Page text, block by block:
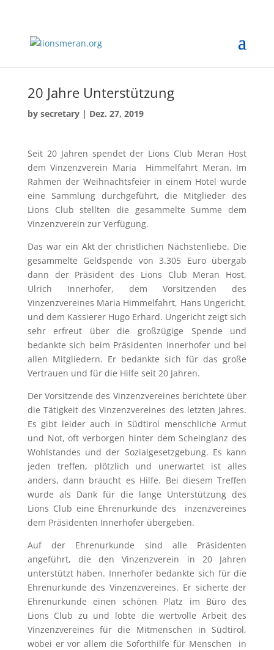
20 Jahre Unterstützung
by secretary| Dez. 27, 2019
Seit 20 Jahren spendet der Lions Club Meran Host
dem Vinzenzverein Maria Himmelfahrt Meran. Im
Rahmen der Weihnachtsfeier in einem Hotel wurde
eine Sammlung durchgeführt, die Mitglieder des
Lions Club stellten die gesammelte Summe dem
Vinzenzverein zur Verfügung.
Das war ein Akt der christlichen Nächstenliebe. Die
gesammelte Geldspende von 3.305 Euro übergab
dann der Präsident des Lions Club Meran Host,
Ulrich Innerhofer, dem Vorsitzenden des
Vinzenzvereines Maria Himmelfahrt, Hans Ungericht,
und dem Kassierer Hugo Erhard. Ungericht zeigt sich
sehr erfreut über die großzügige Spende und
bedankte sich beim Präsidenten Innerhofer und bei
allen Mitgliedern. Er bedankte sich für das große
Vertrauen und für die Hilfe seit 20 Jahren.
Der Vorsitzende des Vinzenzvereines berichtete über
die Tätigkeit des Vinzenzvereines des letzten Jahres.
Es gibt leider auch in Südtirol menschliche Armut
und Not, oft verborgen hinter dem Scheinglanz des
Wohlstandes und der Sozialgesetzgebung. Es kann
jeden treffen, plötzlich und unerwartet ist alles
anders, dann braucht es Hilfe. Bei diesem Treffen
wurde als Dank für die lange Unterstützung des
Lions Club eine Ehrenurkunde des inzenzvereines
dem Präsidenten Innerhofer übergeben.
Auf der Ehrenurkunde sind alle Präsidenten
angeführt, die den Vinzenzverein in 20 Jahren
unterstützt haben. Innerhofer bedankte sich für die
Ehrenurkunde des Vinzenzvereines. Er sicherte der
Ehrenurkunde einen schönen Platz im Büro des
Lions Club zu und lobte die wertvolle Arbeit des
Vinzenzvereines für die Mitmenschen in Südtirol,
wobei er vor allem die Soforthilfe für Menschen in